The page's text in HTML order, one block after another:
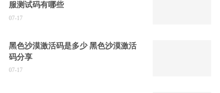
服测试码有哪些
07-17
黑色沙漠激活码是多少 黑色沙漠激活
码分享
07-17